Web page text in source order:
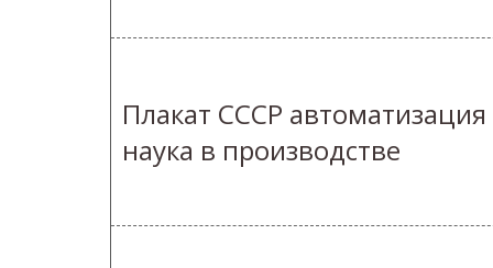
Плакат СССР
наука в производстве